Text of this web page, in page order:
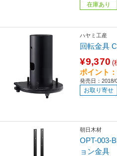
在庫あり
ハヤミ工産
回転金具
¥9,370 (
ポイント
発売日：2018/
お取り寄せ
朝日木材
OPT-003-
ョン金具